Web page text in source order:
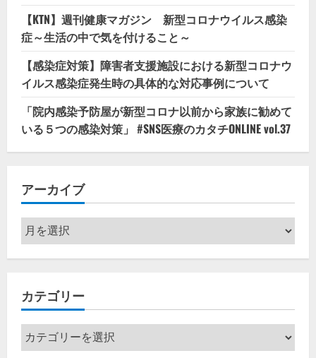
【KTN】週刊健康マガジン 新型コロナウイルス感染
症～生活の中で気を付けること～
【感染症対策】障害者支援施設における新型コロナウ
イルス感染症発生時の具体的な対応事例について
「院内感染予防屋が新型コロナ以前から家族に勧めて
いる５つの感染対策」 #SNS医療のカタチONLINE vol.37
アーカイブ
ア
ー
カ
ブ
カテゴリー
カ
テ